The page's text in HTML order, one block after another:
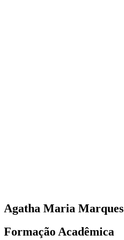
Agatha Maria Marques
Formação Acadêmica